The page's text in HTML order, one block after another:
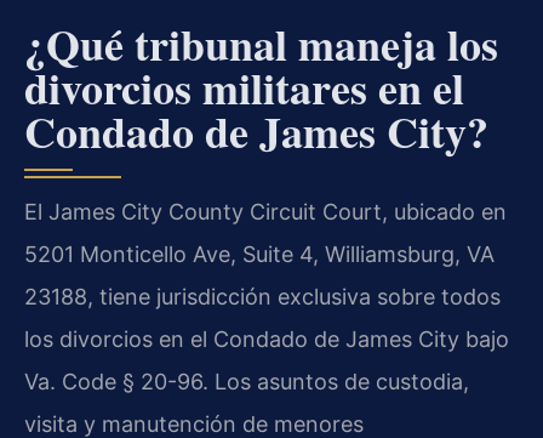
¿Qué tribunal maneja los
divorcios militares en el
Condado de James City?
El James City County Circuit Court, ubicado en
5201 Monticello Ave, Suite 4, Williamsburg, VA
23188, tiene jurisdicción exclusiva sobre todos
los divorcios en el Condado de James City bajo
Va. Code § 20-96. Los asuntos de custodia,
visita y manutención de menores